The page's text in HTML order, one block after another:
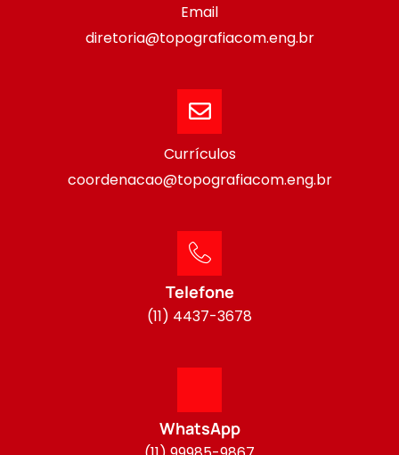
Email
diretoria@topografiacom.eng.br
Currículos
coordenacao@topografiacom.eng.br
Telefone
(11) 4437-3678
WhatsApp